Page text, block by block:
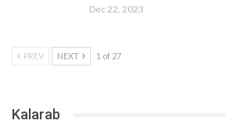
Dec 22, 2023
PREV NEXT 1 of 27
Kalarab